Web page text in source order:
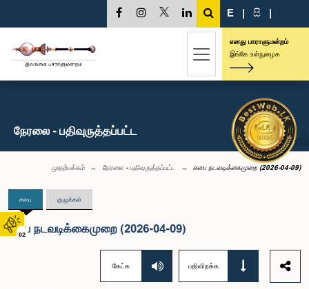
02
E | සි |
எனது பாராளுமன்றம்
இங்கே உள்நுழைக
நேரலை - பதிவுருத்தப்பட்ட
முதற்பக்கம் நேரலை - பதிவுருத்தப்பட்ட சபை நடவடிக்கைமுறை (2026-04-09)
சபை குழுக்கள்
சபை நடவடிக்கைமுறை (2026-04-09)
கேட்க பதிவிறக்க